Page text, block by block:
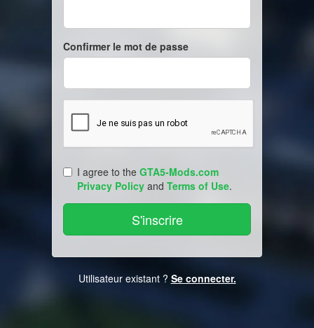
Confirmer le mot de passe
I agree to the GTA5-Mods.com
Privacy Policy and Terms of Use.
Utilisateur existant ? Se connecter.